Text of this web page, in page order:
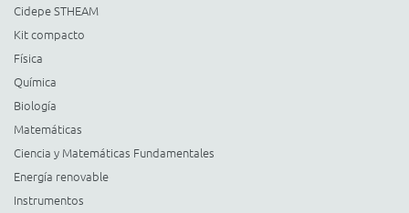
Cidepe STHEAM
Kit compacto
Física
Química
Biología
Matemáticas
Ciencia y Matemáticas Fundamentales
Energía renovable
Instrumentos